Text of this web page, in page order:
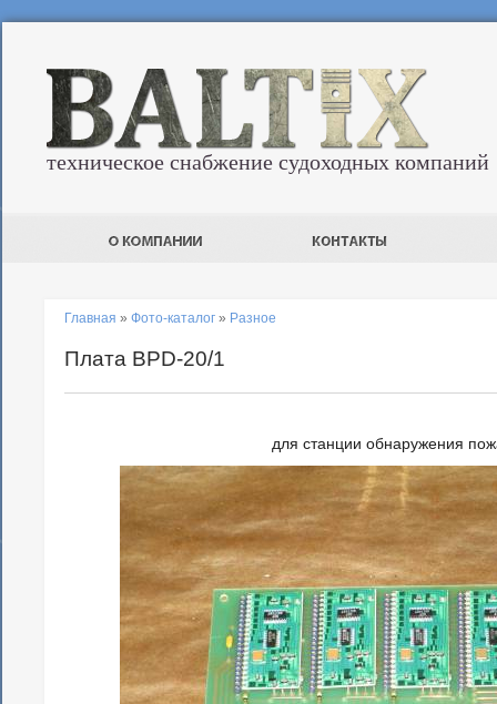
техническое снабжение судоходных компаний
Главная » Фото-каталог » Разное
Плата BPD-20/1
для станции обнаружения